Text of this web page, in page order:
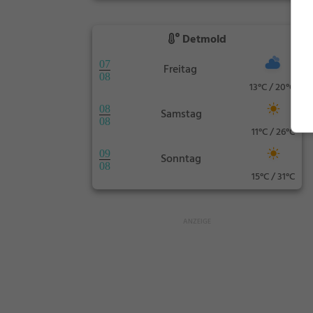
Detmold
07
08
Freitag
13°C / 20°C
08
08
Samstag
11°C / 26°C
09
08
Sonntag
15°C / 31°C